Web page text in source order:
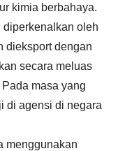
kimia berbahaya.
diperkenalkan oleh
dieksport dengan
secara meluas
masa yang
di agensi di negara
menggunakan